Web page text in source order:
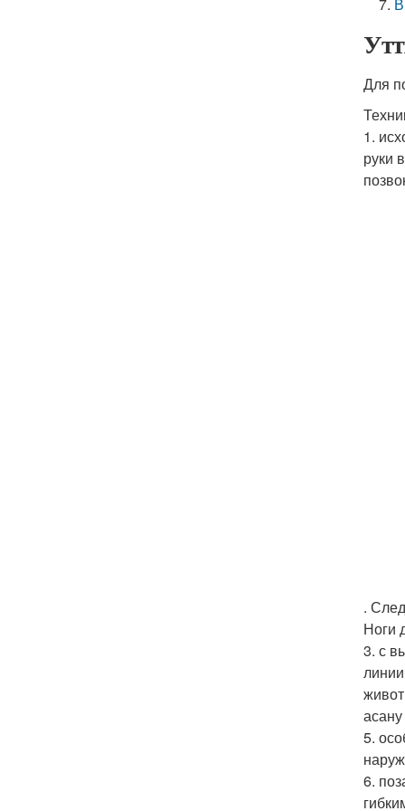
Для
1.
руки
.
Ноги
3. с
5.
6.